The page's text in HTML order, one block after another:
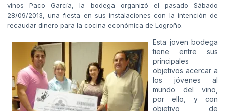
vinos Paco García, la bodega organizó el pasado Sábado
28/09/2013, una fiesta en sus instalaciones con la intención de
recaudar dinero para la cocina económica de Logroño.
Esta joven bodega
tiene entre sus
principales
objetivos acercar a
los jóvenes al
mundo del vino,
por ello, y con
objetivo de